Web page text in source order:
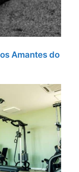
Amantes do